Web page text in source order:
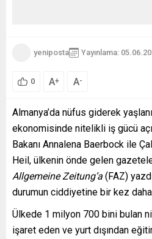
yeniposta Yayınlama:
0 A+ A-
Almanya’da nüfus giderek
ekonomisinde nitelikli iş gücü
Bakanı Annalena Baerbock ile
Heil, ülkenin önde gelen
Allgemeine Zeitung’a (FAZ)
durumun ciddiyetine bir kez
Ülkede 1 milyon 700 bini bulan
işaret eden ve yurt dışından